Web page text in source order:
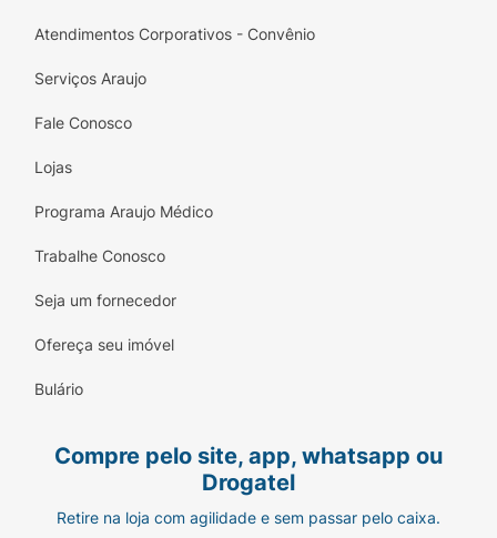
Atendimentos Corporativos - Convênio
Serviços Araujo
Fale Conosco
Lojas
Programa Araujo Médico
Trabalhe Conosco
Seja um fornecedor
Ofereça seu imóvel
Bulário
Compre pelo site, app, whatsapp ou
Drogatel
Retire na loja com agilidade e sem passar pelo caixa.